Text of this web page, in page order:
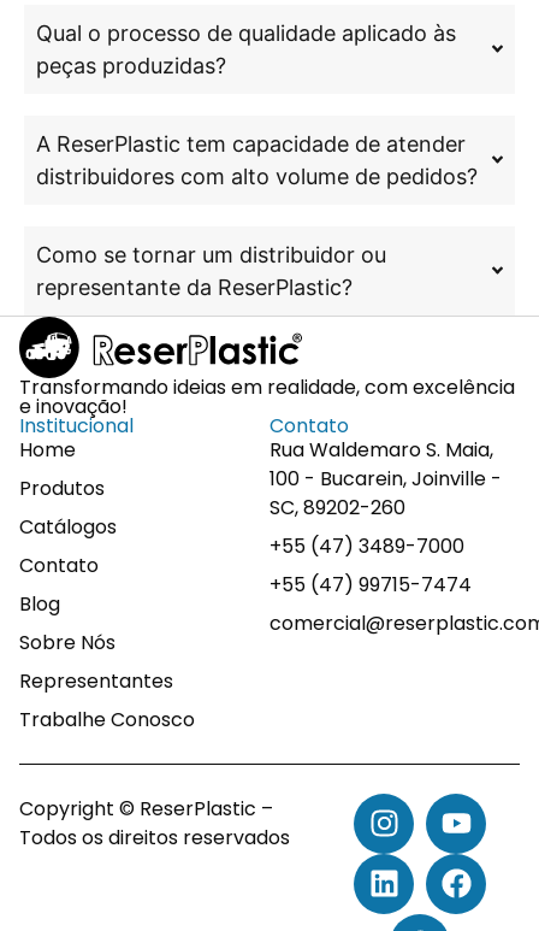
Qual o processo de qualidade aplicado às
peças produzidas?
A ReserPlastic tem capacidade de atender
distribuidores com alto volume de pedidos?
Como se tornar um distribuidor ou
representante da ReserPlastic?
Transformando ideias em realidade, com excelência
e inovação!
Institucional
Home
Produtos
Catálogos
Contato
Blog
Sobre Nós
Representantes
Trabalhe Conosco
Contato
Rua Waldemaro S. Maia,
100 - Bucarein, Joinville -
SC, 89202-260
+55 (47) 3489-7000
+55 (47) 99715-7474
Copyright © ReserPlastic –
Todos os direitos reservados